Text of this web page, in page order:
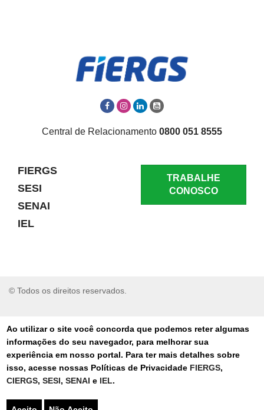
Ao utilizar o site você concorda que podemos reter algumas
informações do seu navegador, para melhorar sua
experiência em nosso portal. Para ter mais detalhes sobre
isso, acesse nossas Políticas de Privacidade FIERGS,
CIERGS,SESI,SENAIe IEL.
Central de Relacionamento 0800 051 8555
FIERGS
SESI
SENAI
IEL
TRABALHE
CONOSCO
© Todos os direitos reservados.
AUTO-ATENDIMENTO
PORTAL DE COMPRAS
TERMOS DE USO